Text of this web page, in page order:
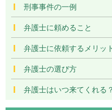
刑事事件の一例
弁護士に頼めること
弁護士に依頼するメリッ
弁護士の選び方
弁護士はいつ来てくれ